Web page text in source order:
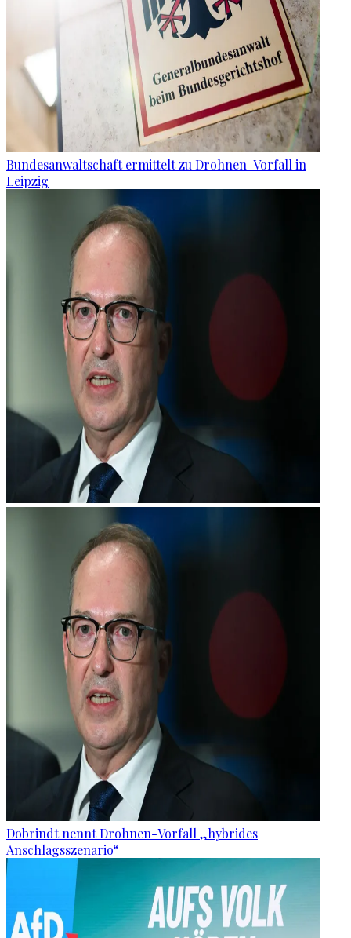
Bundesanwaltschaft ermittelt zu Drohnen-Vorfall in
Leipzig
Dobrindt nennt Drohnen-Vorfall „hybrides
Anschlagsszenario“